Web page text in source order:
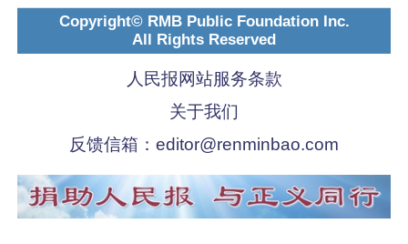
Copyright© RMB Public Foundation Inc.
All Rights Reserved
人民报网站服务条款
关于我们
反馈信箱： editor@renminbao.com